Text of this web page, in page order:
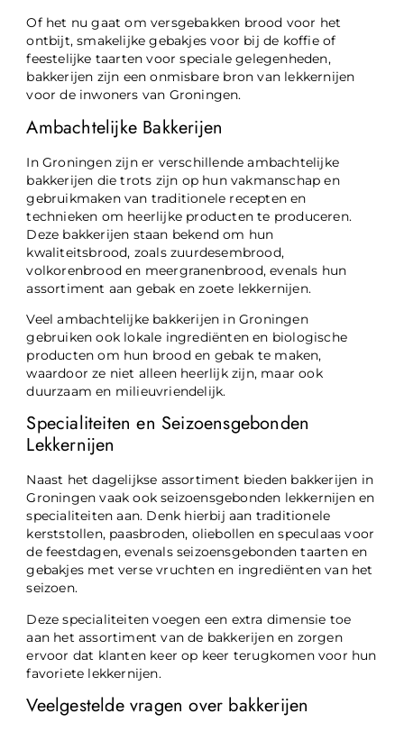
Of het nu gaat om versgebakken brood voor het
ontbijt, smakelijke gebakjes voor bij de koffie of
feestelijke taarten voor speciale gelegenheden,
bakkerijen zijn een onmisbare bron van lekkernijen
voor de inwoners van Groningen.
Ambachtelijke Bakkerijen
In Groningen zijn er verschillende ambachtelijke
bakkerijen die trots zijn op hun vakmanschap en
gebruikmaken van traditionele recepten en
technieken om heerlijke producten te produceren.
Deze bakkerijen staan bekend om hun
kwaliteitsbrood, zoals zuurdesembrood,
volkorenbrood en meergranenbrood, evenals hun
assortiment aan gebak en zoete lekkernijen.
Veel ambachtelijke bakkerijen in Groningen
gebruiken ook lokale ingrediënten en biologische
producten om hun brood en gebak te maken,
waardoor ze niet alleen heerlijk zijn, maar ook
duurzaam en milieuvriendelijk.
Specialiteiten en Seizoensgebonden
Lekkernijen
Naast het dagelijkse assortiment bieden bakkerijen in
Groningen vaak ook seizoensgebonden lekkernijen en
specialiteiten aan. Denk hierbij aan traditionele
kerststollen, paasbroden, oliebollen en speculaas voor
de feestdagen, evenals seizoensgebonden taarten en
gebakjes met verse vruchten en ingrediënten van het
seizoen.
Deze specialiteiten voegen een extra dimensie toe
aan het assortiment van de bakkerijen en zorgen
ervoor dat klanten keer op keer terugkomen voor hun
favoriete lekkernijen.
Veelgestelde vragen over bakkerijen